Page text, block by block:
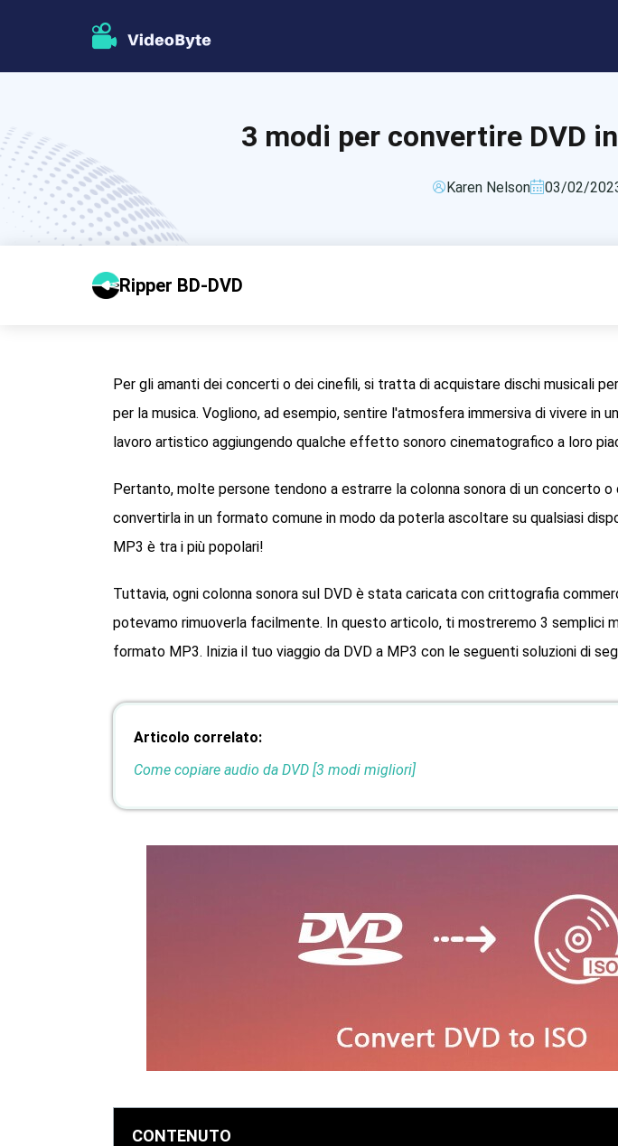
3 modi per convertire DVD
Karen Nelson 03/02/
Ripper BD-DVD
Per gli amanti dei concerti o dei cinefili, si tratta di acquistare dischi musicali
per la musica. Vogliono, ad esempio, sentire l'atmosfera immersiva di vivere in
lavoro artistico aggiungendo qualche effetto sonoro cinematografico a loro
Pertanto, molte persone tendono a estrarre la colonna sonora di un concerto o
convertirla in un formato comune in modo da poterla ascoltare su qualsiasi
MP3 è tra i più popolari!
Tuttavia, ogni colonna sonora sul DVD è stata caricata con crittografia
potevamo rimuoverla facilmente. In questo articolo, ti mostreremo 3 semplici
formato MP3. Inizia il tuo viaggio da DVD a MP3 con le seguenti soluzioni di
Articolo correlato:
Come copiare audio da DVD [3 modi migliori]
CONTENUTO